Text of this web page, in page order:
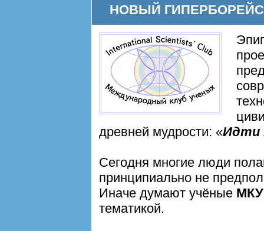
НОВЫЙ
древней мудрости: «Идти
Cегодня многие люди
принципиально не
Иначе думают учёные МКУ
тематикой.